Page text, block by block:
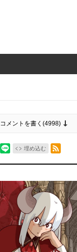
コメントを書く(4998)
埋め込む
RSSフィード